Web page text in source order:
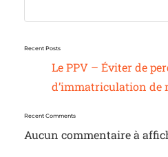
Recent Posts
Le PPV – Éviter de
d’immatriculation de
Recent Comments
Aucun commentaire à